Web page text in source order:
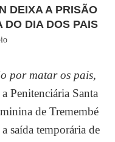
DEIXA A PRISÃO
DO DIA DOS PAIS
por matar os pais,
Penitenciária Santa
de Tremembé
saída temporária de